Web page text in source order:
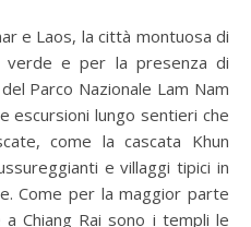
verde e per la presenza di
Parco Nazionale Lam Nam
escursioni lungo sentieri che
come la cascata Khun
e villaggi tipici in
Come per la maggior parte
Chiang Rai sono i templi le